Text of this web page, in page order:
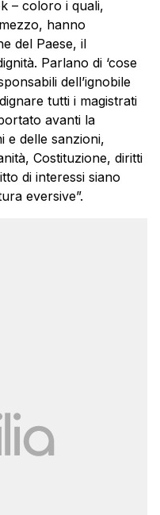
– coloro i quali,
hanno
del Paese, il
Parlano di ‘cose
dell’ignobile
tutti i magistrati
avanti la
e delle sanzioni,
Costituzione, diritti
di interessi siano
eversive”.